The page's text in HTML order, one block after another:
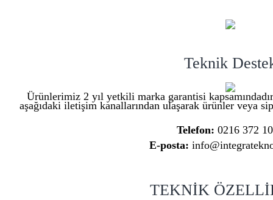
Teknik
Ürünlerimiz 2 yıl yetkili marka garantisi
aşağıdaki iletişim kanallarından ulaşarak ürünler veya
Telefon: 0216 372
E-posta:
TEKNİK